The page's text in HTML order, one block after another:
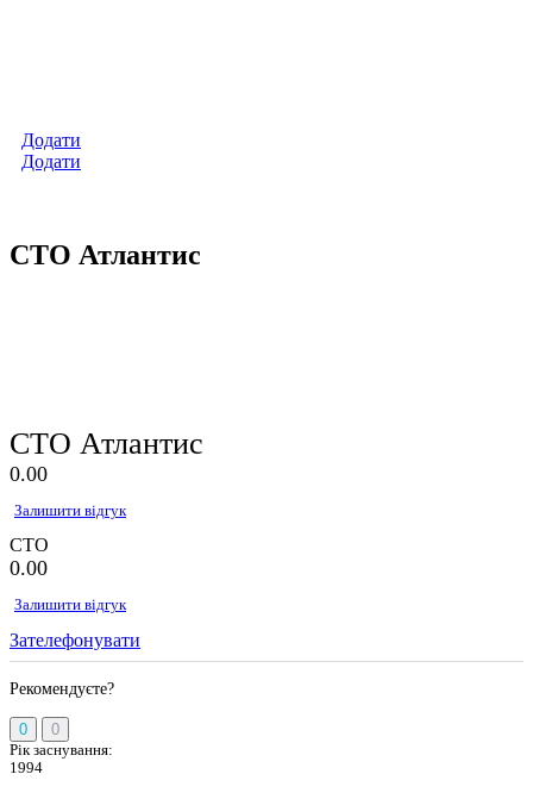
Додати
Додати
СТО Атлантис
СТО Атлантис
0.00
Залишити відгук
СТО
0.00
Залишити відгук
Зателефонувати
Рекомендуєте?
0 0
Рік заснування:
1994